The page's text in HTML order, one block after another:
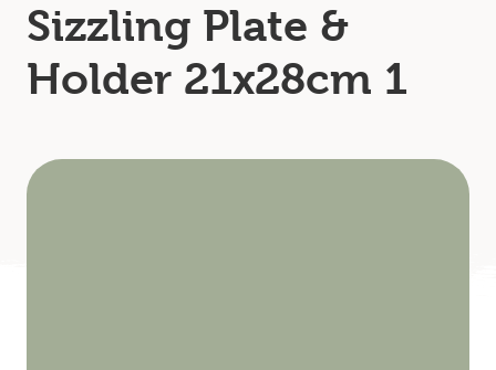
Sizzling Plate &
Holder 21x28cm 1